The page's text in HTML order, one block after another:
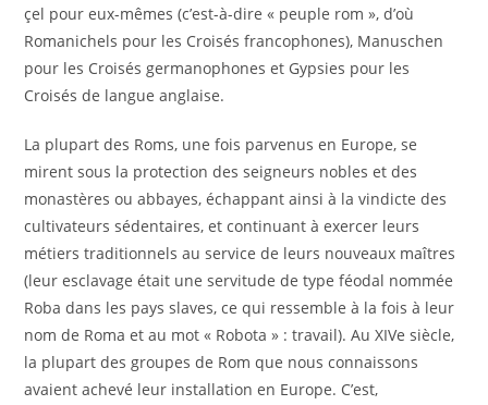
çel pour eux-mêmes (c’est-à-dire « peuple rom », d’où
Romanichels pour les Croisés francophones), Manuschen
pour les Croisés germanophones et Gypsies pour les
Croisés de langue anglaise.
La plupart des Roms, une fois parvenus en Europe, se
mirent sous la protection des seigneurs nobles et des
monastères ou abbayes, échappant ainsi à la vindicte des
cultivateurs sédentaires, et continuant à exercer leurs
métiers traditionnels au service de leurs nouveaux maîtres
(leur esclavage était une servitude de type féodal nommée
Roba dans les pays slaves, ce qui ressemble à la fois à leur
nom de Roma et au mot « Robota » : travail). Au XIVe siècle,
la plupart des groupes de Rom que nous connaissons
avaient achevé leur installation en Europe. C’est,